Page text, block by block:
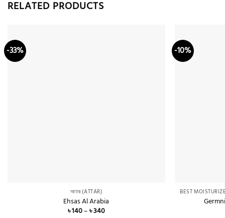
RELATED PRODUCTS
-33%
আতর (ATTAR)
Ehsas Al Arabia
৳140–৳340Price
-10%